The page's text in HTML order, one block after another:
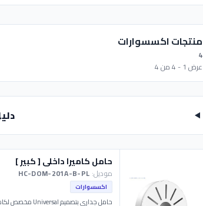
منتجات اكسسوارات
4
عرض 1 - 4 من 4
حامل كاميرا داخلى [ كبير ]
موديل:
اكسسوارات